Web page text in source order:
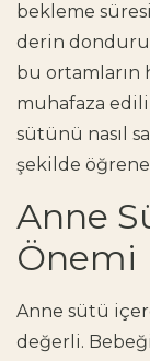
bekleme
derin
bu ortamların
muhafaza
sütünü nasıl
şekilde
Anne
Önemi
Anne sütü
değerli.